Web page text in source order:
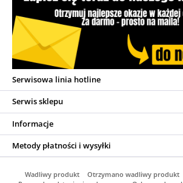
Serwisowa linia hotline
Serwis sklepu
Informacje
Metody płatności i wysyłki
Wadliwy produkt Otrzymano wadliwy produkt